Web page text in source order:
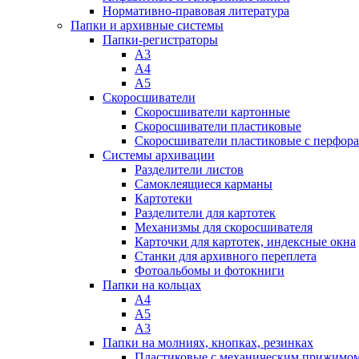
Нормативно-правовая литература
Папки и архивные системы
Папки-регистраторы
А3
А4
А5
Скоросшиватели
Скоросшиватели картонные
Скоросшиватели пластиковые
Скоросшиватели пластиковые с
Системы архивации
Разделители листов
Самоклеящиеся карманы
Картотеки
Разделители для картотек
Механизмы для скоросшивателя
Карточки для картотек, индексные окна
Станки для архивного переплета
Фотоальбомы и фотокниги
Папки на кольцах
А4
А5
А3
Папки на молниях, кнопках, резинках